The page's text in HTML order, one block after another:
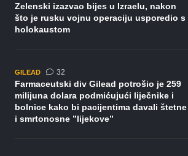
Zelenski izazvao bijes u Izraelu, nakon
što je rusku vojnu operaciju usporedio s
holokaustom
GILEAD 32komentara
Farmaceutski div Gilead potrošio je 259
milijuna dolara podmićujući liječnike i
bolnice kako bi pacijentima davali štetne
i smrtonosne ”lijekove”